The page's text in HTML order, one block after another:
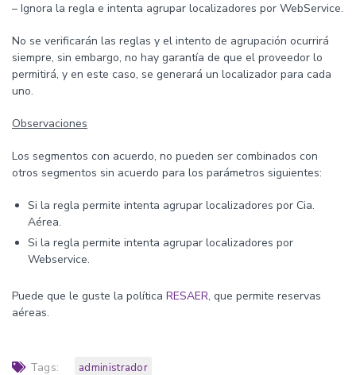
– Ignora la regla e intenta agrupar localizadores por WebService.
No se verificarán las reglas y el intento de agrupación ocurrirá
siempre, sin embargo, no hay garantía de que el proveedor lo
permitirá, y en este caso, se generará un localizador para cada
uno.
Observaciones
Los segmentos con acuerdo, no pueden ser combinados con
otros segmentos sin acuerdo para los parámetros siguientes:
Si la regla permite intenta agrupar localizadores por Cia.
Aérea.
Si la regla permite intenta agrupar localizadores por
Webservice.
Puede que le guste la política RESAER, que permite reservas
aéreas.
Tags: administrador